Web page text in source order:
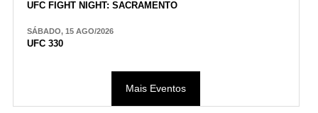
UFC FIGHT NIGHT: SACRAMENTO
SÁBADO, 15 AGO/2026
UFC 330
Mais Eventos